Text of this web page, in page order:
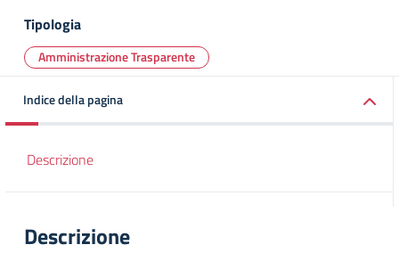
Tipologia
Amministrazione Trasparente
Indice della pagina
Descrizione
Descrizione